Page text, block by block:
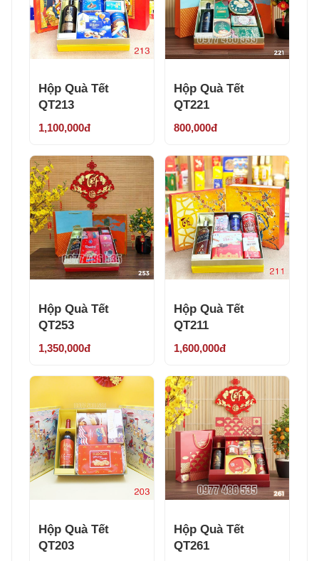
Hộp Quà Tết
QT213
1,100,000đ
Hộp Quà Tết
QT221
800,000đ
Hộp Quà Tết
QT253
1,350,000đ
Hộp Quà Tết
QT211
1,600,000đ
Hộp Quà Tết
QT203
Hộp Quà Tết
QT261